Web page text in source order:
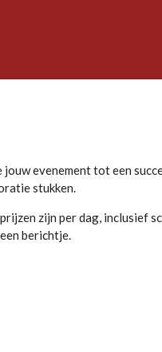
evenement tot een
stukken.
zijn per dag, inclusief
berichtje.